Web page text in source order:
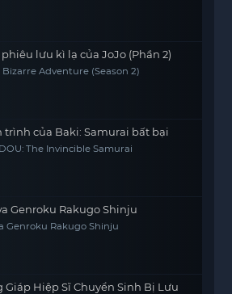
phiêu lưu kì lạ của JoJo (Phần 2)
Bizarre Adventure (Season 2)
trình của Baki: Samurai bất bại
The Invincible Samurai
Genroku Rakugo Shinju
Genroku Rakugo Shinju
Giáp Hiệp Sĩ Chuyển Sinh Bị Lưu